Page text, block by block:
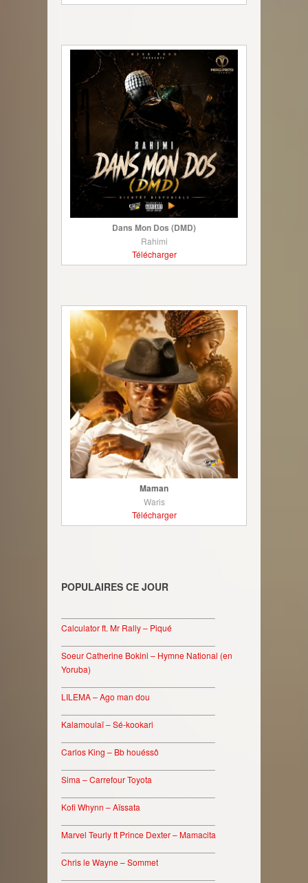
Dans Mon Dos (DMD)
Rahimi
Télécharger
Maman
Waris
Télécharger
POPULAIRES CE JOUR
Calculator ft. Mr Rally – Piqué
Soeur Catherine Bokini – Hymne National (en
Yoruba)
LILEMA – Ago man dou
Kalamoulaï – Sé-kookari
Carlos King – Bb houéssô
Sima – Carrefour Toyota
Kofi Whynn – Aïssata
Marvel Teurly ft Prince Dexter – Mamacita
Chris le Wayne – Sommet